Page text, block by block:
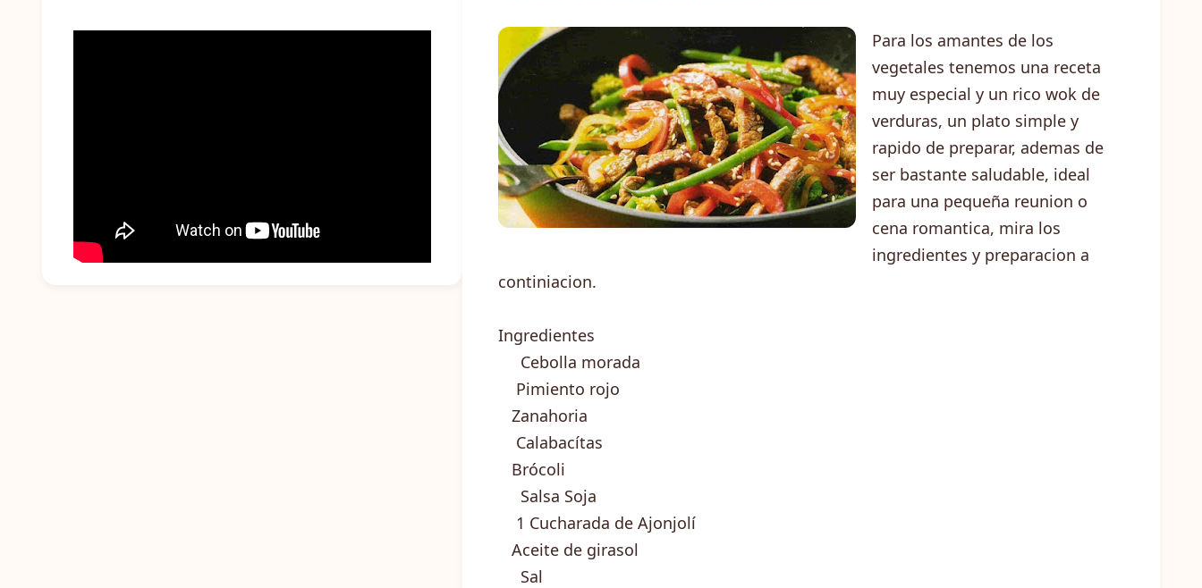
Para los amantes de los
vegetales tenemos una receta
muy especial y un rico wok de
verduras, un plato simple y
rapido de preparar, ademas de
ser bastante saludable, ideal
para una pequeña reunion o
cena romantica, mira los
ingredientes y preparacion a
continiacion.
Ingredientes
Cebolla morada
Pimiento rojo
Zanahoria
Calabacítas
Brócoli
Salsa Soja
1 Cucharada de Ajonjolí
Aceite de girasol
Sal